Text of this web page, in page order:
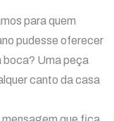
para quem
pudesse oferecer
boca? Uma peça
canto da casa